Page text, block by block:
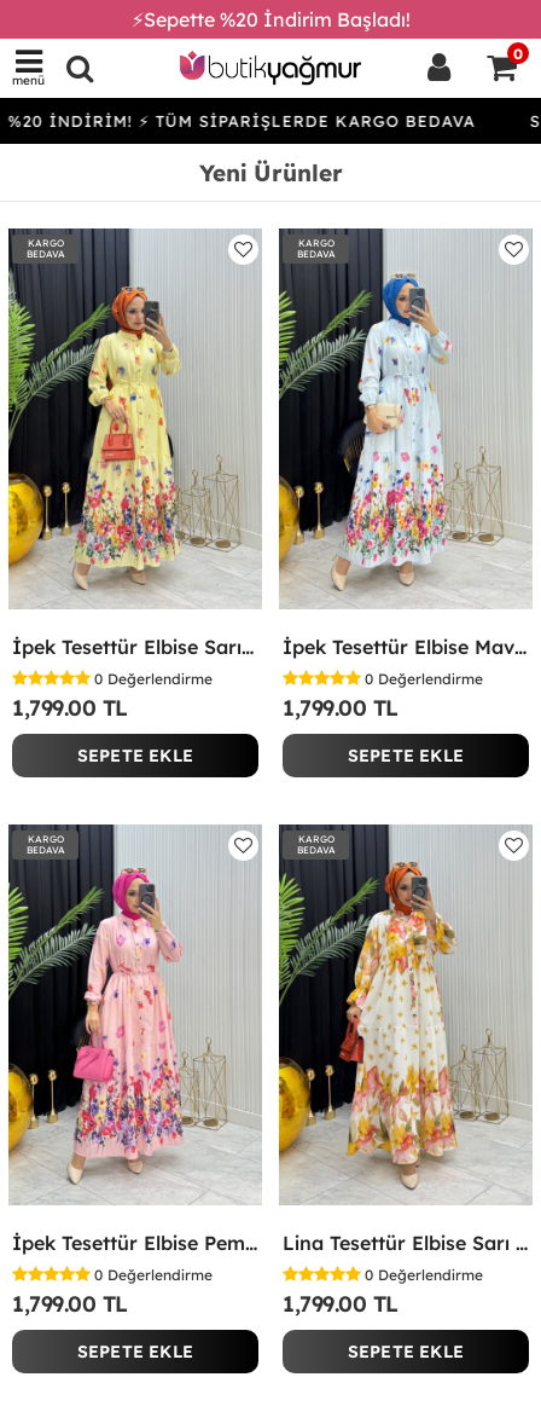
⚡Sepette %20 İndirim Başladı!
menü
0
⚡ TÜM SİPARİŞLERDE KARGO BEDAVA SEPETTE
Yeni Ürünler
KARGO
BEDAVA
İpek Tesettür Elbise Sarı Sarı
0 Değerlendirme
1,799.00 TL
SEPETE EKLE
KARGO
BEDAVA
İpek Tesettür Elbise Mavi Mavi
0 Değerlendirme
1,799.00 TL
SEPETE EKLE
KARGO
BEDAVA
İpek Tesettür Elbise Pembe Pembe
0 Değerlendirme
1,799.00 TL
SEPETE EKLE
KARGO
BEDAVA
Lina Tesettür Elbise Sarı Sarı
0 Değerlendirme
1,799.00 TL
SEPETE EKLE